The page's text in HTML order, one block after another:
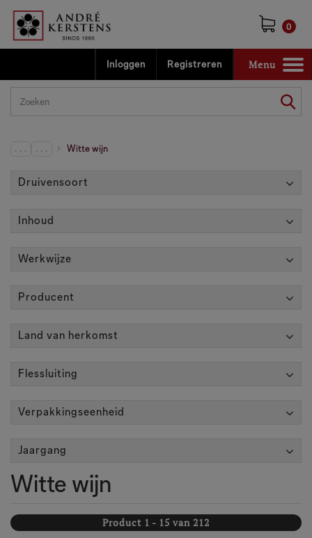
0
Inloggen Registreren
Toggle
navigation
Menu
. . . . . . Witte wijn
Druivensoort
Inhoud
Werkwijze
Producent
Land van herkomst
Flessluiting
Verpakkingseenheid
Jaargang
Witte wijn
Product 1 - 15 van 212